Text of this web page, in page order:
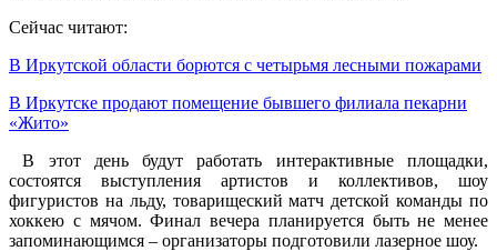
Сейчас читают:
В Иркутской области борются с четырьмя лесными пожарами
В Иркутске продают помещение бывшего филиала пекарни
«Жито»
В этот день будут работать интерактивные площадки,
состоятся выступления артистов и коллективов, шоу
фигуристов на льду, товарищеский матч детской команды по
хоккею с мячом. Финал вечера планируется быть не менее
запоминающимся – организаторы подготовили лазерное шоу.